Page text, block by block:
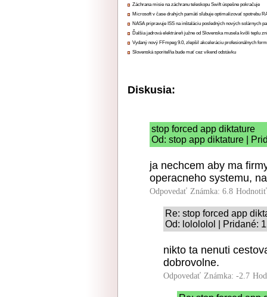
Záchrana misie na záchranu teleskopu Swift úspešne pokračuje
Microsoft v čase drahých pamätí sľubuje optimalizovať spotrebu
NASA pripravuje ISS na inštaláciu posledných nových solárnych
Ďalšia jadrová elektráreň južne od Slovenska musela kvôli teplu
Vydaný nový FFmpeg 9.0, zlepšil akceleráciu profesionálnych
Slovenská sporiteľňa bude mať cez víkend odstávku
Diskusia:
stop forced app diktature
Od: stop app diktature |
ja nechcem aby ma
operacneho systemu,
Odpovedať Známka: 6.8
Re: stop forced app
Od: lolololol | Pridané:
nikto ta nenuti
dobrovolne.
Odpovedať Známka: -2.7